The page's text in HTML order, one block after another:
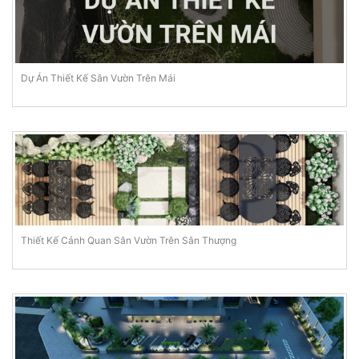
Dự Án Thiết Kế Sân Vườn Trên Mái
Thiết Kế Cảnh Quan Sân Vườn Trên Sân Thượng